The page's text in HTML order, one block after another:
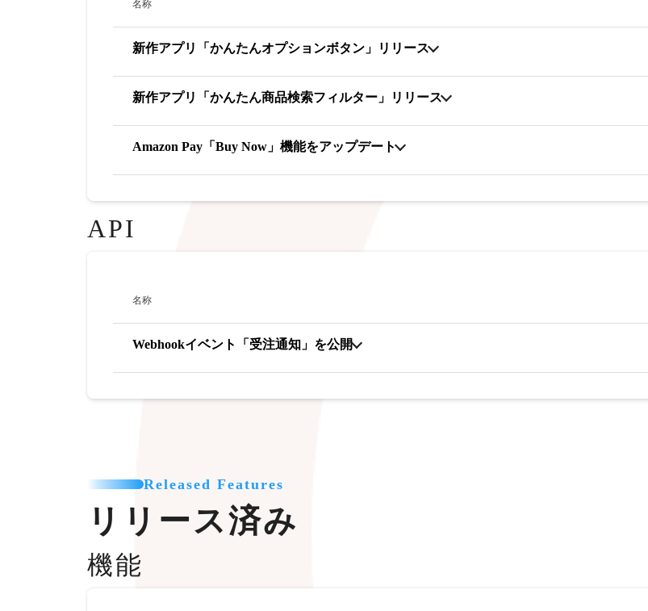
名称
新作アプリ「かんたんオプションボタン」リリース
新作アプリ「かんたん商品検索フィルター」リリース
Amazon Pay「Buy Now」機能をアップデート
API
名称
Webhookイベント「受注通知」を公開
Released Features
リリース済み
機能